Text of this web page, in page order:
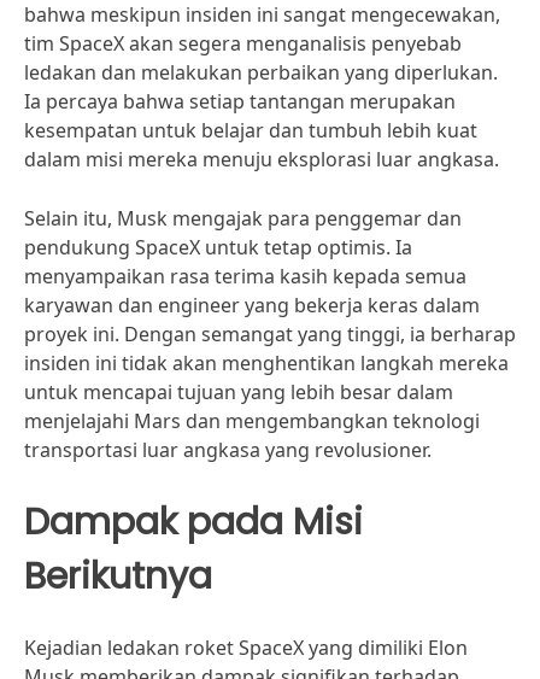
bahwa meskipun insiden ini sangat mengecewakan,
tim SpaceX akan segera menganalisis penyebab
ledakan dan melakukan perbaikan yang diperlukan.
Ia percaya bahwa setiap tantangan merupakan
kesempatan untuk belajar dan tumbuh lebih kuat
dalam misi mereka menuju eksplorasi luar angkasa.
Selain itu, Musk mengajak para penggemar dan
pendukung SpaceX untuk tetap optimis. Ia
menyampaikan rasa terima kasih kepada semua
karyawan dan engineer yang bekerja keras dalam
proyek ini. Dengan semangat yang tinggi, ia berharap
insiden ini tidak akan menghentikan langkah mereka
untuk mencapai tujuan yang lebih besar dalam
menjelajahi Mars dan mengembangkan teknologi
transportasi luar angkasa yang revolusioner.
Dampak pada Misi
Berikutnya
Kejadian ledakan roket SpaceX yang dimiliki Elon